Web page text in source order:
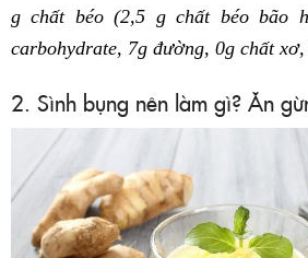
g chất béo (2,5 g chất béo bão
carbohydrate, 7g đường, 0g chất
2. Sình bụng nên làm gì? Ăn